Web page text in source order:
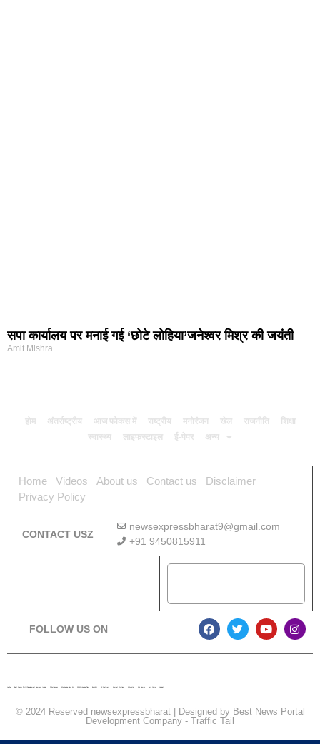
सपा कार्यालय पर मनाई गई ‘छोटे लोहिया’जनेश्वर मिश्र की जयंती
Amit Mishra
होम अंतर्राष्ट्रीय आज फोकस में राष्ट्रीय मनोरंजन खेल राजनीति
शिक्षा
स्वास्थ्य
लाइफस्टाइल ई-पेपर अन्य
Home Videos About us Contact us
Disclaimer
Privacy Policy
CONTACT USZ
newsexpressbharat9@gmail.com
+91 9450815911
FOLLOW US ON
© 2024 Reserved newsexpressbharat | Designed by Best News Portal
Development Company - Traffic Tail